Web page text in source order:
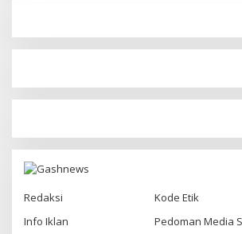
Redaksi
Kode Etik
Info Iklan
Pedoman Media